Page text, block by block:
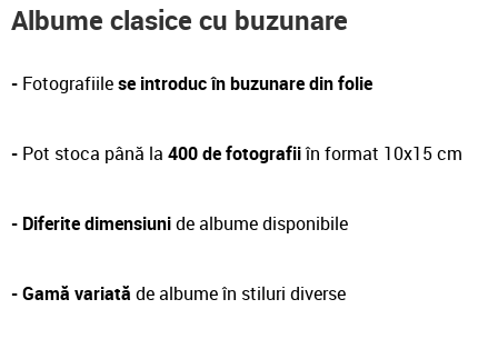
Albume clasice cu buzunare
- Fotografiilese introduc în buzunare din folie
- Pot stoca până la 400 de fotografiiîn format 10x15 cm
- Diferite dimensiunide albume disponibile
- Gamă variată de albume în stiluri diverse